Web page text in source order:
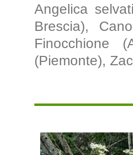
Angelica
Brescia),
Finocchione
(Piemonte),